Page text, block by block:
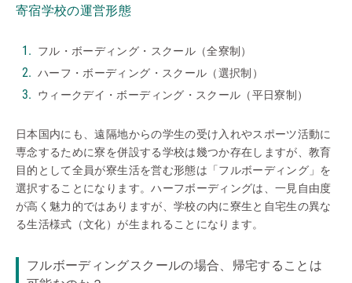
寄宿学校の運営形態
フル・ボーディング・スクール（全寮制）
ハーフ・ボーディング・スクール（選択制）
ウィークデイ・ボーディング・スクール（平日寮制）
日本国内にも、遠隔地からの学生の受け入れやスポーツ活動に
専念するために寮を併設する学校は幾つか存在しますが、教育
目的として全員が寮生活を営む形態は「フルボーディング」を
選択することになります。ハーフボーディングは、一見自由度
が高く魅力的ではありますが、学校の内に寮生と自宅生の異な
る生活様式（文化）が生まれることになります。
フルボーディングスクールの場合、帰宅することは